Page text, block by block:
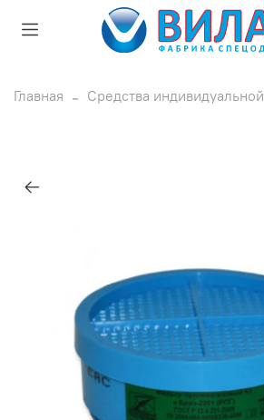
Главная Средства